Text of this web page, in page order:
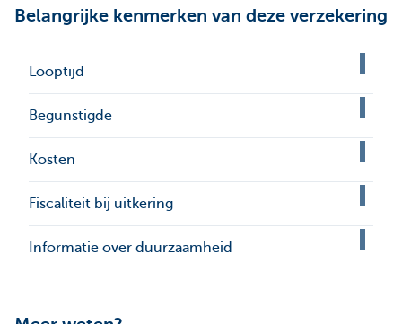
Belangrijke kenmerken van deze verzekering
Looptijd
Begunstigde
Kosten
Fiscaliteit bij uitkering
Informatie over duurzaamheid